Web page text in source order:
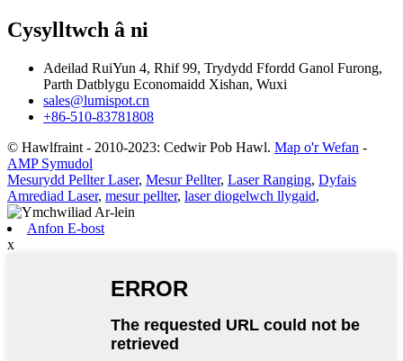
Cysylltwch â ni
Adeilad RuiYun 4, Rhif 99, Trydydd Ffordd Ganol Furong,
Parth Datblygu Economaidd Xishan, Wuxi
sales@lumispot.cn
+86-510-83781808
© Hawlfraint - 2010-2023: Cedwir Pob Hawl. Map o'r Wefan -
AMP Symudol
Mesurydd Pellter Laser, Mesur Pellter, Laser Ranging, Dyfais
Amrediad Laser, mesur pellter, laser diogelwch llygaid,
Anfon E-bost
x